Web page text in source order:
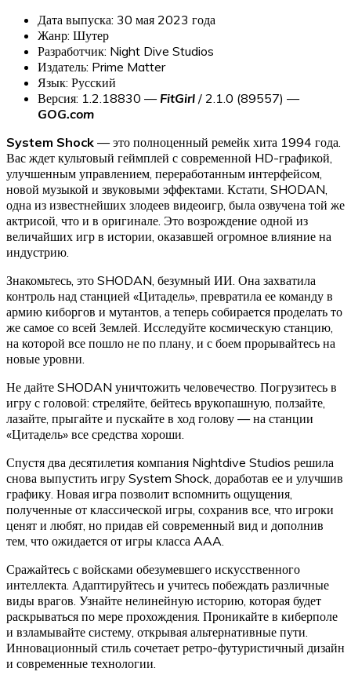
Дата выпуска: 30 мая 2023 года
Жанр: Шутер
Разработчик: Night Dive Studios
Издатель: Prime Matter
Язык: Русский
Версия: 1.2.18830 — FitGirl / 2.1.0 (89557) —
GOG.com
System Shock — это полноценный ремейк хита 1994 года.
Вас ждет культовый геймплей с современной HD-графикой,
улучшенным управлением, переработанным интерфейсом,
новой музыкой и звуковыми эффектами. Кстати, SHODAN,
одна из известнейших злодеев видеоигр, была озвучена той же
актрисой, что и в оригинале. Это возрождение одной из
величайших игр в истории, оказавшей огромное влияние на
индустрию.
Знакомьтесь, это SHODAN, безумный ИИ. Она захватила
контроль над станцией «Цитадель», превратила ее команду в
армию киборгов и мутантов, а теперь собирается проделать то
же самое со всей Землей. Исследуйте космическую станцию,
на которой все пошло не по плану, и с боем прорывайтесь на
новые уровни.
Не дайте SHODAN уничтожить человечество. Погрузитесь в
игру с головой: стреляйте, бейтесь врукопашную, ползайте,
лазайте, прыгайте и пускайте в ход голову — на станции
«Цитадель» все средства хороши.
Спустя два десятилетия компания Nightdive Studios решила
снова выпустить игру System Shock, доработав ее и улучшив
графику. Новая игра позволит вспомнить ощущения,
полученные от классической игры, сохранив все, что игроки
ценят и любят, но придав ей современный вид и дополнив
тем, что ожидается от игры класса AAA.
Сражайтесь с войсками обезумевшего искусственного
интеллекта. Адаптируйтесь и учитесь побеждать различные
виды врагов. Узнайте нелинейную историю, которая будет
раскрываться по мере прохождения. Проникайте в киберполе
и взламывайте систему, открывая альтернативные пути.
Инновационный стиль сочетает ретро-футуристичный дизайн
и современные технологии.